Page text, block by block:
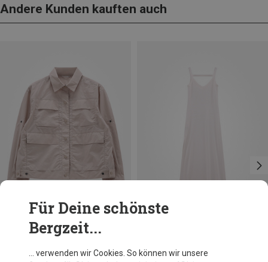
Andere Kunden kauften auch
Du sparst 37%
Für Deine schönste
Bergzeit...
… verwenden wir Cookies. So können wir unsere